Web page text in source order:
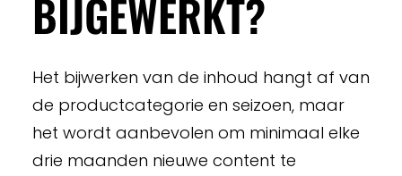
BIJGEWERKT?
Het bijwerken van de inhoud hangt af van
de productcategorie en seizoen, maar
het wordt aanbevolen om minimaal elke
drie maanden nieuwe content te